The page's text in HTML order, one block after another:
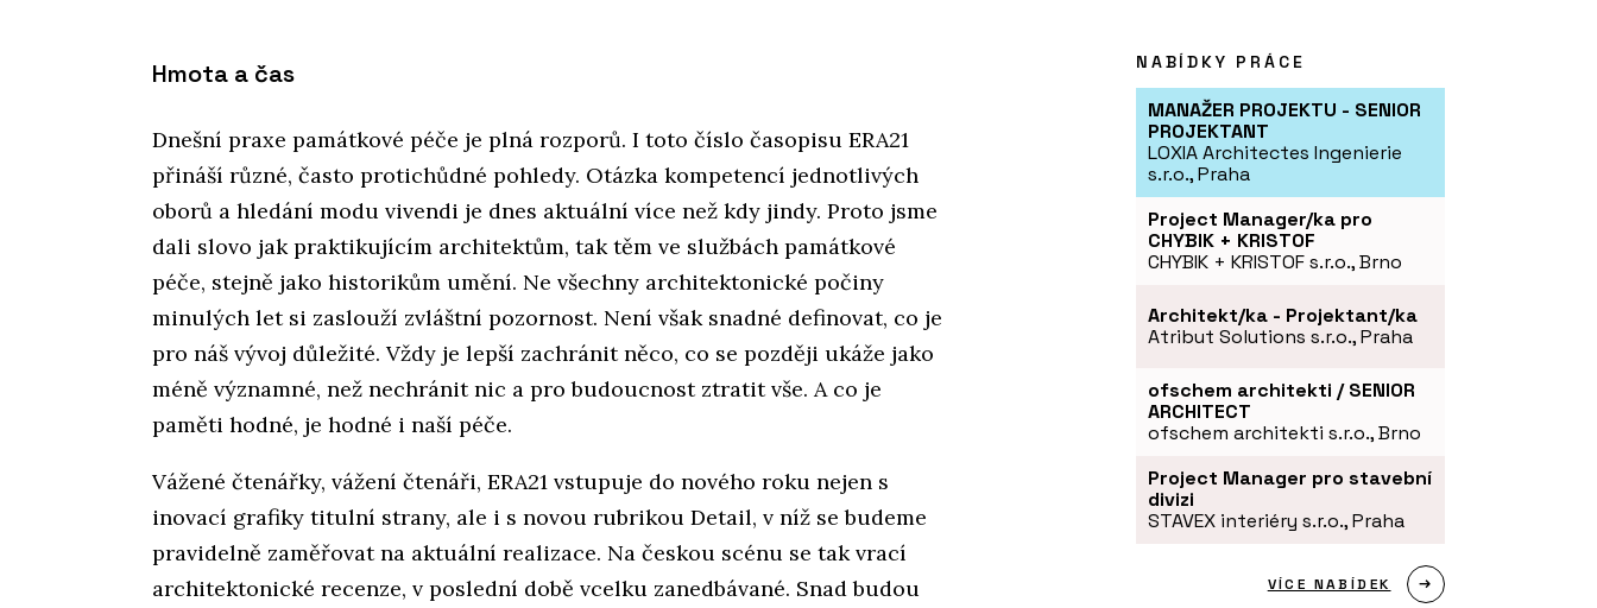
Hmota a čas
Dnešní praxe památkové péče je plná rozporů. I toto číslo časopisu ERA21
přináší různé, často protichůdné pohledy. Otázka kompetencí jednotlivých
oborů a hledání modu vivendi je dnes aktuální více než kdy jindy. Proto jsme
dali slovo jak praktikujícím architektům, tak těm ve službách památkové
péče, stejně jako historikům umění. Ne všechny architektonické počiny
minulých let si zaslouží zvláštní pozornost. Není však snadné definovat, co je
pro náš vývoj důležité. Vždy je lepší zachránit něco, co se později ukáže jako
méně významné, než nechránit nic a pro budoucnost ztratit vše. A co je
paměti hodné, je hodné i naší péče.
Vážené čtenářky, vážení čtenáři, ERA21 vstupuje do nového roku nejen s
inovací grafiky titulní strany, ale i s novou rubrikou Detail, v níž se budeme
pravidelně zaměřovat na aktuální realizace. Na českou scénu se tak vrací
architektonické recenze, v poslední době vcelku zanedbávané. Snad budou
NABÍDKY PRÁCE
MANAŽER PROJEKTU - SENIOR
PROJEKTANT
LOXIA Architectes Ingenierie
s.r.o., Praha
Project Manager/ka pro
CHYBIK + KRISTOF
CHYBIK + KRISTOF s.r.o., Brno
Architekt/ka - Projektant/ka
Atribut Solutions s.r.o., Praha
ofschem architekti / SENIOR
ARCHITECT
ofschem architekti s.r.o., Brno
Project Manager pro stavební
divizi
STAVEX interiéry s.r.o., Praha
VÍCE NABÍDEK